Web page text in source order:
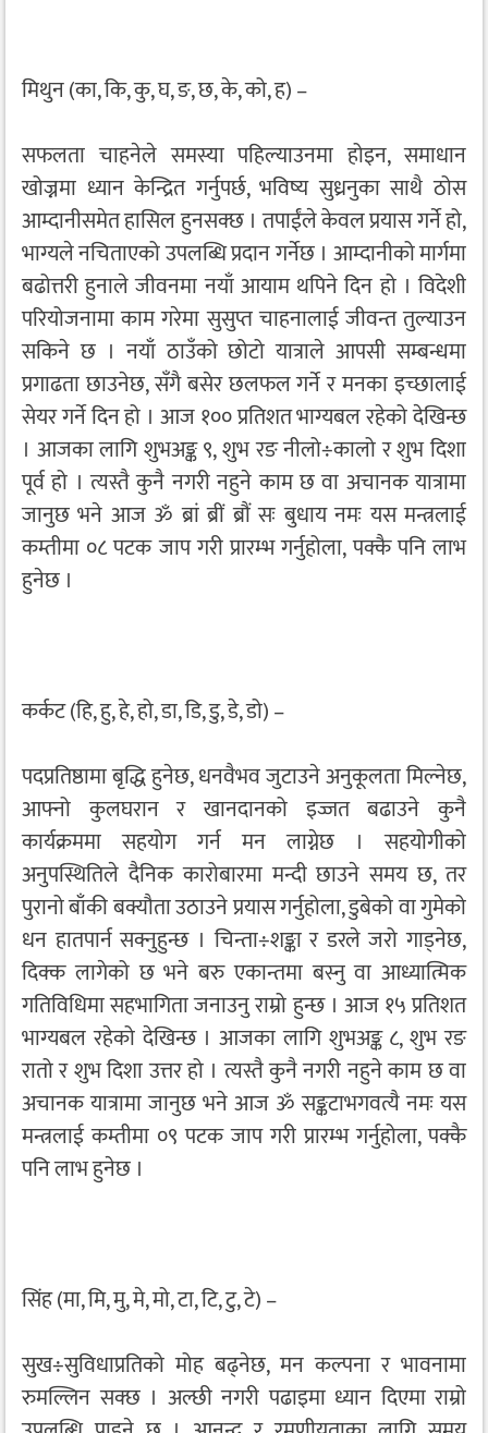
मिथुन (का, कि, कु, घ, ङ, छ, के, को, ह) –
सफलता चाहनेले समस्या पहिल्याउनमा होइन, समाधान
खोज्नमा ध्यान केन्द्रित गर्नुपर्छ, भविष्य सुध्रनुका साथै ठोस
आम्दानीसमेत हासिल हुनसक्छ । तपाईंले केवल प्रयास गर्ने हो,
भाग्यले नचिताएको उपलब्धि प्रदान गर्नेछ । आम्दानीको मार्गमा
बढोत्तरी हुनाले जीवनमा नयाँ आयाम थपिने दिन हो । विदेशी
परियोजनामा काम गरेमा सुसुप्त चाहनालाई जीवन्त तुल्याउन
सकिने छ । नयाँ ठाउँको छोटो यात्राले आपसी सम्बन्धमा
प्रगाढता छाउनेछ, सँगै बसेर छलफल गर्ने र मनका इच्छालाई
सेयर गर्ने दिन हो । आज १०० प्रतिशत भाग्यबल रहेको देखिन्छ
। आजका लागि शुभअङ्क ९, शुभ रङ नीलो÷कालो र शुभ दिशा
पूर्व हो । त्यस्तै कुनै नगरी नहुने काम छ वा अचानक यात्रामा
जानुछ भने आज ॐ ब्रां ब्रीं ब्रौं सः बुधाय नमः यस मन्त्रलाई
कम्तीमा ०८ पटक जाप गरी प्रारम्भ गर्नुहोला, पक्कै पनि लाभ
हुनेछ ।
कर्कट (हि, हु, हे, हो, डा, डि, डु, डे, डो) –
पदप्रतिष्ठामा बृद्धि हुनेछ, धनवैभव जुटाउने अनुकूलता मिल्नेछ,
आफ्नो कुलघरान र खानदानको इज्जत बढाउने कुनै
कार्यक्रममा सहयोग गर्न मन लाग्नेछ । सहयोगीको
अनुपस्थितिले दैनिक कारोबारमा मन्दी छाउने समय छ, तर
पुरानो बाँकी बक्यौता उठाउने प्रयास गर्नुहोला, डुबेको वा गुमेको
धन हातपार्न सक्नुहुन्छ । चिन्ता÷शङ्का र डरले जरो गाड्नेछ,
दिक्क लागेको छ भने बरु एकान्तमा बस्नु वा आध्यात्मिक
गतिविधिमा सहभागिता जनाउनु राम्रो हुन्छ । आज १५ प्रतिशत
भाग्यबल रहेको देखिन्छ । आजका लागि शुभअङ्क ८, शुभ रङ
रातो र शुभ दिशा उत्तर हो । त्यस्तै कुनै नगरी नहुने काम छ वा
अचानक यात्रामा जानुछ भने आज ॐ सङ्कटाभगवत्यै नमः यस
मन्त्रलाई कम्तीमा ०९ पटक जाप गरी प्रारम्भ गर्नुहोला, पक्कै
पनि लाभ हुनेछ ।
सिंह (मा, मि, मु, मे, मो, टा, टि, टु, टे) –
सुख÷सुविधाप्रतिको मोह बढ्नेछ, मन कल्पना र भावनामा
रुमल्लिन सक्छ । अल्छी नगरी पढाइमा ध्यान दिएमा राम्रो